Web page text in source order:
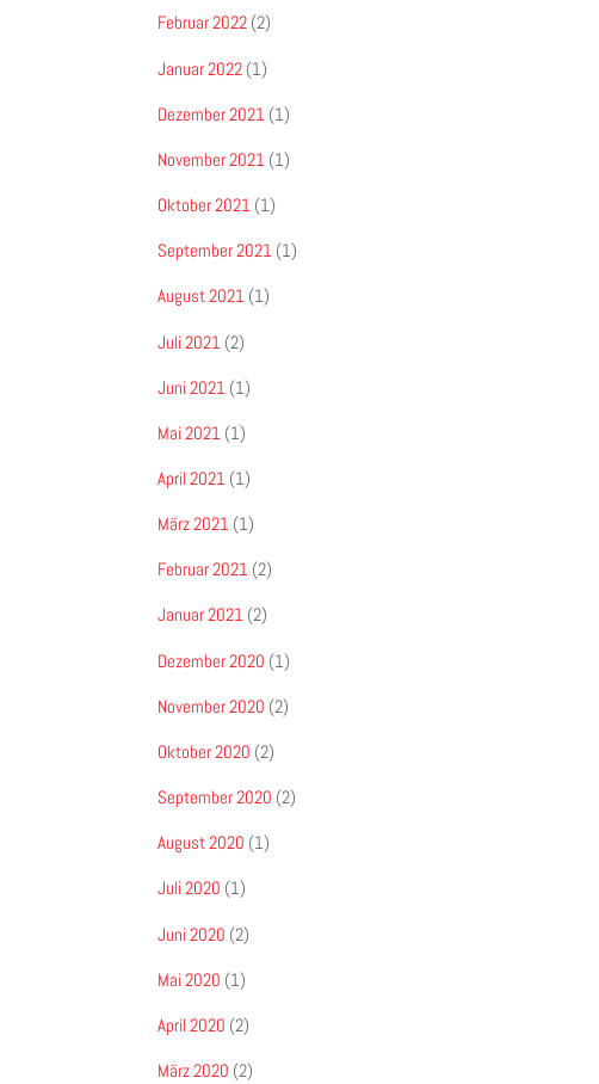
Februar 2022(2)
Januar 2022(1)
Dezember 2021 (1)
November 2021(1)
Oktober 2021(1)
September 2021(1)
August 2021(1)
Juli 2021 (2)
Juni 2021 (1)
Mai 2021(1)
April 2021(1)
März 2021(1)
Februar 2021(2)
Januar 2021(2)
Dezember 2020 (1)
November 2020 (2)
Oktober 2020 (2)
September 2020 (2)
August 2020 (1)
Juli 2020 (1)
Juni 2020 (2)
Mai 2020 (1)
April 2020 (2)
März 2020 (2)